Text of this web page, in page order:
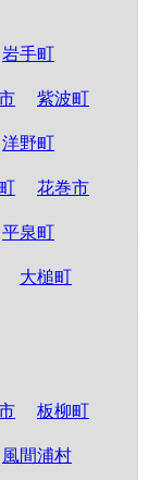
岩手町
紫波町
洋野町
花巻市
平泉町
大槌町
板柳町
風間浦村